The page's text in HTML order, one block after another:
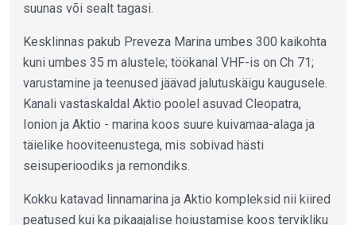
suunas või sealt tagasi.
Kesklinnas pakub Preveza Marina umbes 300 kaikohta
kuni umbes 35 m alustele; töökanal VHF-is on Ch 71;
varustamine ja teenused jäävad jalutuskäigu kaugusele.
Kanali vastaskaldal Aktio poolel asuvad Cleopatra,
Ionion ja Aktio - marina koos suure kuivamaa-alaga ja
täielike hooviteenustega, mis sobivad hästi
seisuperioodiks ja remondiks.
Kokku katavad linnamarina ja Aktio kompleksid nii kiired
peatused kui ka pikaajalise hoiustamise koos tervikliku